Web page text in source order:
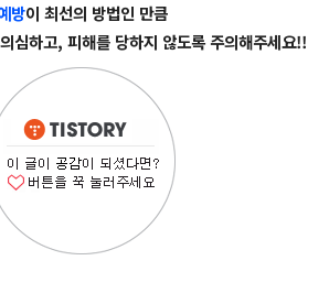
방이 최선의 방법인 만큼
심하고, 피해를 당하지 않도록주의해주세요!!